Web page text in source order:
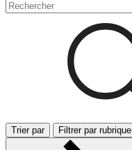
Trier par Filtrer par rubrique